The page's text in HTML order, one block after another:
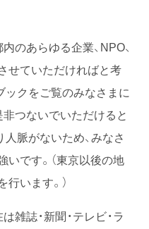
のあらゆる企業、NPO、
せていただければと考
ックをご覧のみなさまに
つないでいただけると
脈がないため、みなさ
です。（東京以後の地
います。）
雑誌・新聞・テレビ・ラ